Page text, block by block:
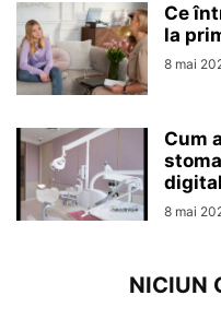
Ce
la
8 mai
Cum
8 mai
NICIUN